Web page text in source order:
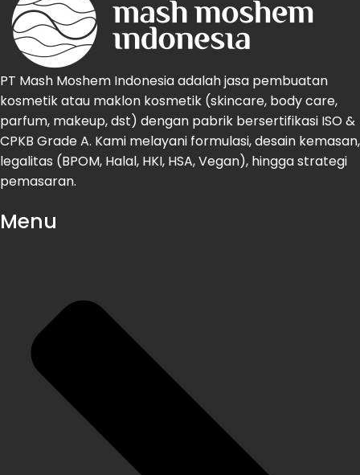
PT Mash Moshem Indonesia adalah jasa pembuatan
kosmetik atau maklon kosmetik (skincare, body care,
parfum, makeup, dst) dengan pabrik bersertifikasi ISO &
CPKB Grade A. Kami melayani formulasi, desain kemasan,
legalitas (BPOM, Halal, HKI, HSA, Vegan), hingga strategi
pemasaran.
Menu